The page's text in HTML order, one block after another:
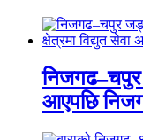
निजगढ–चपुर
आएपछि